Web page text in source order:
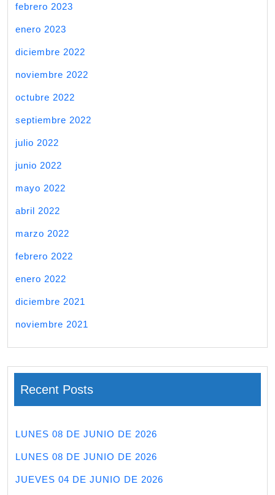
febrero 2023
enero 2023
diciembre 2022
noviembre 2022
octubre 2022
septiembre 2022
julio 2022
junio 2022
mayo 2022
abril 2022
marzo 2022
febrero 2022
enero 2022
diciembre 2021
noviembre 2021
Recent Posts
LUNES 08 DE JUNIO DE 2026
LUNES 08 DE JUNIO DE 2026
JUEVES 04 DE JUNIO DE 2026